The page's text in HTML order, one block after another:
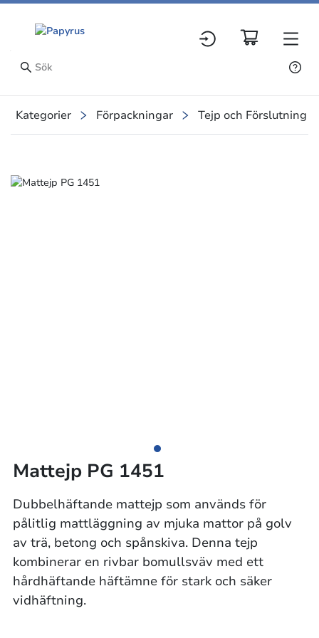
Kategorier Förpackningar Tejp och Förslutning
Slide 1 of 1
Mattejp PG 1451
Dubbelhäftande mattejp som används för
pålitlig mattläggning av mjuka mattor på golv
av trä, betong och spånskiva. Denna tejp
kombinerar en rivbar bomullsväv med ett
hårdhäftande häftämne för stark och säker
vidhäftning.